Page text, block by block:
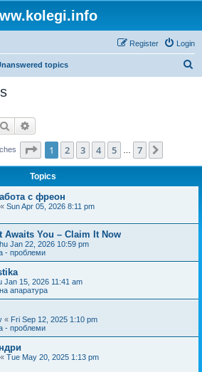
Login
Register
topics
Search
Page 1of 7
1 2 3 4 5 7
Topics
с фреон
« Sun Apr 05, 2026 8:11 pm
Awaits You – Claim It Now
Jan 22, 2026 10:59 pm
- проблеми
Jan 15, 2026 11:41 am
апаратура
« Fri Sep 12, 2025 1:10 pm
- проблеми
« Tue May 20, 2025 1:13 pm